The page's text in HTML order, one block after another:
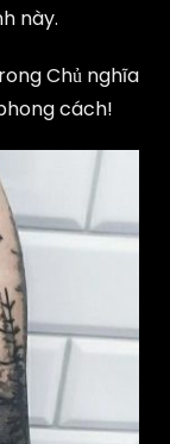
này.
Chủ nghĩa
cách!